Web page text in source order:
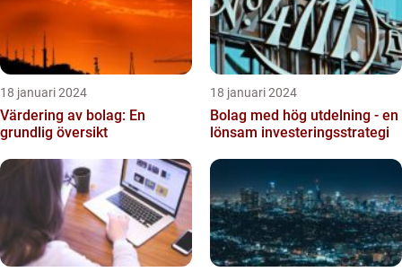
18 januari 2024
Värdering av bolag: En
grundlig översikt
18 januari 2024
Bolag med hög utdelning - en
lönsam investeringsstrategi